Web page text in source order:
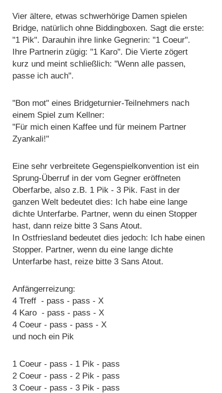
Vier ältere, etwas schwerhörige Damen spielen
Bridge, natürlich ohne Biddingboxen. Sagt die erste:
"1 Pik". Darauhin ihre linke Gegnerin: "1 Coeur".
Ihre Partnerin zügig: "1 Karo". Die Vierte zögert
kurz und meint schließlich: "Wenn alle passen,
passe ich auch".
"Bon mot" eines Bridgeturnier-Teilnehmers nach
einem Spiel zum Kellner:
"Für mich einen Kaffee und für meinem Partner
Zyankali!"
Eine sehr verbreitete Gegenspielkonvention ist ein
Sprung-Überruf in der vom Gegner eröffneten
Oberfarbe, also z.B. 1 Pik - 3 Pik. Fast in der
ganzen Welt bedeutet dies: Ich habe eine lange
dichte Unterfarbe. Partner, wenn du einen Stopper
hast, dann reize bitte 3 Sans Atout.
In Ostfriesland bedeutet dies jedoch: Ich habe einen
Stopper. Partner, wenn du eine lange dichte
Unterfarbe hast, reize bitte 3 Sans Atout.
Anfängerreizung:
4 Treff - pass - pass - X
4 Karo - pass - pass - X
4 Coeur - pass - pass - X
und noch ein Pik
1 Coeur - pass - 1 Pik - pass
2 Coeur - pass - 2 Pik - pass
3 Coeur - pass - 3 Pik - pass